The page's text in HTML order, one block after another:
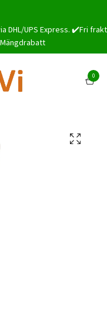
DHL/UPS Express. ✔️Fri frakt
0